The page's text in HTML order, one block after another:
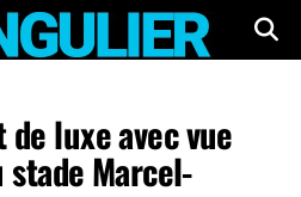
luxe avec vue
Marcel-